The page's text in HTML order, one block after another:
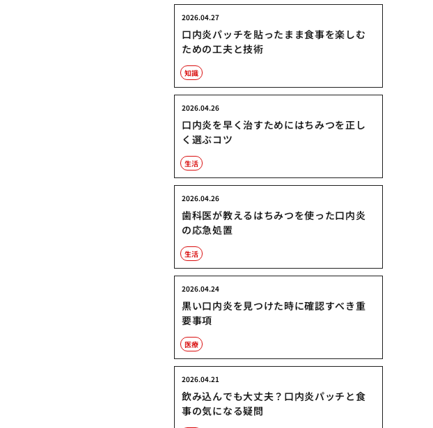
口内炎パッチを貼ったまま食事を楽しむ
ための工夫と技術
2026.04.27
知識
口内炎を早く治すためにはちみつを正し
く選ぶコツ
2026.04.26
生活
歯科医が教えるはちみつを使った口内炎
の応急処置
2026.04.26
生活
黒い口内炎を見つけた時に確認すべき重
要事項
2026.04.24
医療
飲み込んでも大丈夫？口内炎パッチと食
事の気になる疑問
2026.04.21